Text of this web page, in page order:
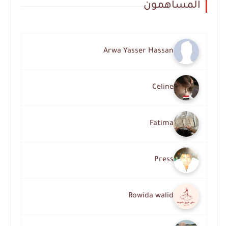
المساهمون
Arwa Yasser Hassan
Celine
Fatima
Press
Rowida walid